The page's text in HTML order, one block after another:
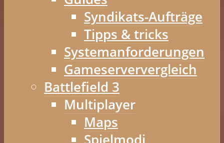
Syndikats-Aufträge
Tipps & tricks
Systemanforderungen
Gameserververgleich
Battlefield 3
Multiplayer
Maps